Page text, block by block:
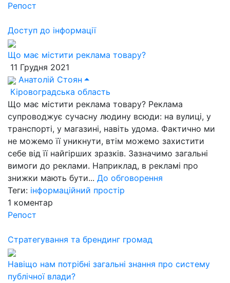
Репост
Доступ до інформації
Що має містити реклама товару?
11 Грудня 2021
Анатолій Стоян
Кіровоградська область
Що має містити реклама товару? Реклама
супроводжує сучасну людину всюди: на вулиці, у
транспорті, у магазині, навіть удома. Фактично ми
не можемо її уникнути, втім можемо захистити
себе від її найгірших зразків. Зазначимо загальні
вимоги до реклами. Наприклад, в рекламі про
знижки мають бути... До обговорення
Теги: інформаційний простір
1 коментар
Репост
Стратегування та брендинг громад
Навіщо нам потрібні загальні знання про систему
публічної влади?